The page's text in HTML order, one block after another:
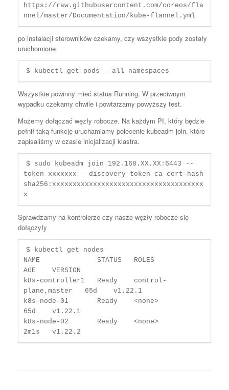
https://raw.githubusercontent.com/coreos/fla
nnel/master/Documentation/kube-flannel.yml
po instalacji sterowników czekamy, czy wszystkie pody zostały
uruchomione
$ kubectl get pods --all-namespaces
Wszystkie powinny mieć status Running. W przeciwnym
wypadku czekamy chwile i powtarzamy powyższy test.
Możemy dołączać węzły robocze. Na każdym PI, który będzie
pełnił taką funkcję uruchamiamy polecenie kubeadm join, które
zapisaliśmy w czasie inicjalizacji klastra.
$ sudo kubeadm join 192.168.XX.XX:6443 --
token xxxxxxx --discovery-token-ca-cert-hash
sha256:xxxxxxxxxxxxxxxxxxxxxxxxxxxxxxxxxxxxx
x
Sprawdzamy na kontrolerze czy nasze węzły robocze się
dołączyły
$ kubectl get nodes
NAME              STATUS   ROLES
AGE    VERSION
k8s-controller1   Ready    control-
plane,master   65d    v1.22.1
k8s-node-01       Ready    <none>
65d    v1.22.1
k8s-node-02       Ready    <none>